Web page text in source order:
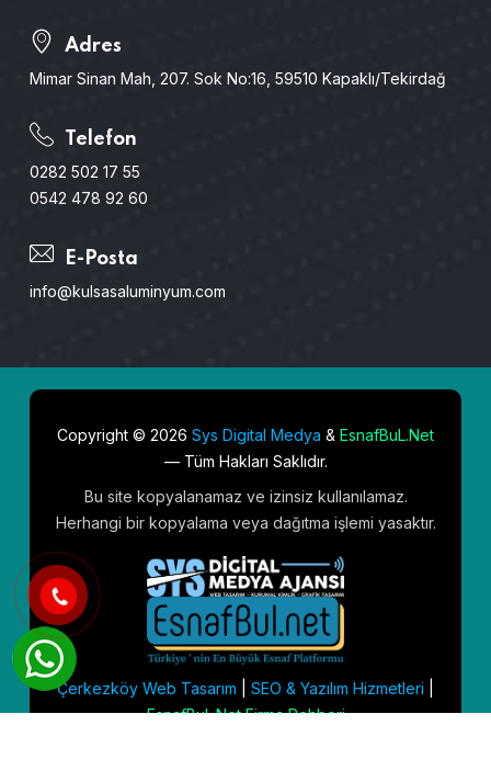
Adres
Mimar Sinan Mah, 207. Sok No:16, 59510 Kapaklı/Tekirdağ
Telefon
0282 502 17 55
0542 478 92 60
E-Posta
info@kulsasaluminyum.com
Copyright © 2026 Sys Digital Medya & EsnafBuL.Net
— Tüm Hakları Saklıdır.
Bu site kopyalanamaz ve izinsiz kullanılamaz.
Herhangi bir kopyalama veya dağıtma işlemi yasaktır.
Çerkezköy Web Tasarım SEO & Yazılım Hizmetleri
EsnafBuL.Net Firma Rehberi